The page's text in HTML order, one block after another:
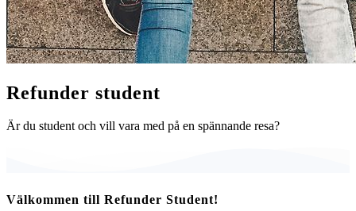
Refunder student
Är du student och vill vara med på en spännande resa?
Välkommen till Refunder Student!